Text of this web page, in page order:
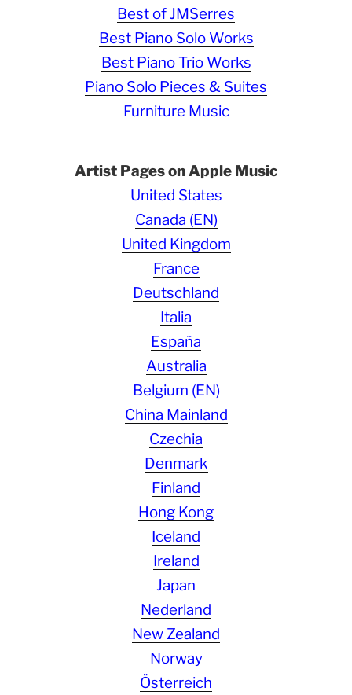
Best of JMSerres
Best Piano Solo Works
Best Piano Trio Works
Piano Solo Pieces & Suites
Furniture Music
Artist Pages on Apple Music
United States
Canada (EN)
United Kingdom
France
Deutschland
Italia
España
Australia
Belgium (EN)
China Mainland
Czechia
Denmark
Finland
Hong Kong
Iceland
Ireland
Japan
Nederland
New Zealand
Norway
Österreich